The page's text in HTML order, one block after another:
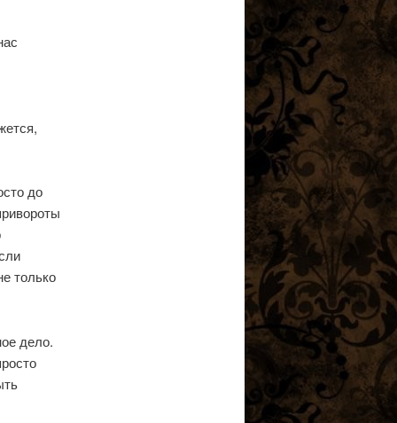
до
только
дело.